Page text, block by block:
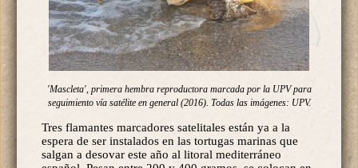
'Mascleta', primera hembra reproductora marcada por la UPV para
seguimiento vía satélite en general (2016). Todas las imágenes: UPV.
Tres flamantes marcadores satelitales están ya a la
espera de ser instalados en las tortugas marinas que
salgan a desovar este año al litoral mediterráneo